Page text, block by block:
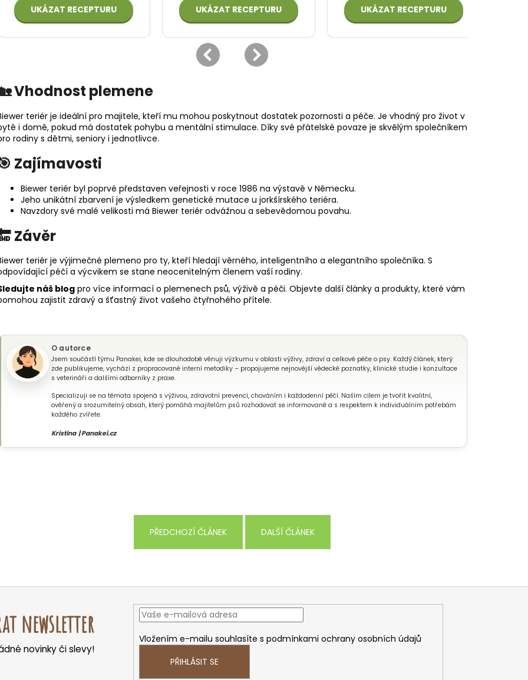
Vhodnost plemene
teriér je ideální pro majitele, kteří mu mohou poskytnout dostatek pozornosti a péče. Je vhodný pro život v
i domě, pokud má dostatek pohybu a mentální stimulace. Díky své přátelské povaze je skvělým společníkem
rodiny s dětmi, seniory i jednotlivce.
Zajímavosti
Biewer teriér byl poprvé představen veřejnosti v roce 1986 na výstavě v Německu.
Jeho unikátní zbarvení je výsledkem genetické mutace u jorkšírského teriéra.
Navzdory své malé velikosti má Biewer teriér odvážnou a sebevědomou povahu.
Závěr
teriér je výjimečné plemeno pro ty, kteří hledají věrného, inteligentního a elegantního společníka. S
péčí a výcvikem se stane neocenitelným členem vaší rodiny.
náš blog pro více informací o plemenech psů, výživě a péči. Objevte další články a produkty, které vám
zajistit zdravý a šťastný život vašeho čtyřnohého přítele.
O autorce
Jsem součástí týmu Panakei, kde se dlouhodobě věnuji výzkumu v oblasti výživy, zdraví a celkové péče o psy. Každý článek, který
zde publikujeme, vychází z propracované interní metodiky – propojujeme nejnovější vědecké poznatky, klinické studie i konzultace
s veterináři a dalšími odborníky z praxe.
Specializuji se na témata spojená s výživou, zdravotní prevencí, chováním i každodenní péčí. Naším cílem je tvořit kvalitní,
ověřený a srozumitelný obsah, který pomáhá majitelům psů rozhodovat se informovaně a s respektem k individuálním potřebám
každého zvířete.
Kristína | Panakei.cz
PŘEDCHOZÍ ČLÁNEK DALŠÍ ČLÁNEK
newsletter
novinky či slevy!
Vložením e-mailu souhlasíte s podmínkami ochrany osobních údajů
PŘIHLÁSIT SE